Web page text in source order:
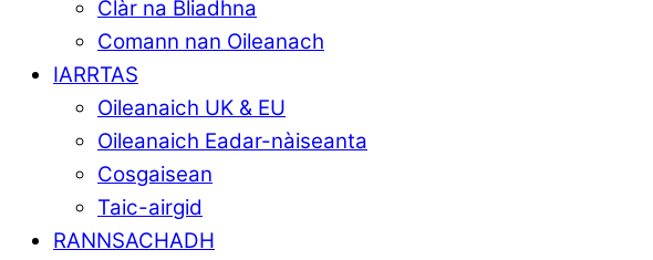
Clàr na Bliadhna
Comann nan Oileanach
IARRTAS
Oileanaich UK & EU
Oileanaich Eadar-nàiseanta
Cosgaisean
Taic-airgid
RANNSACHADH